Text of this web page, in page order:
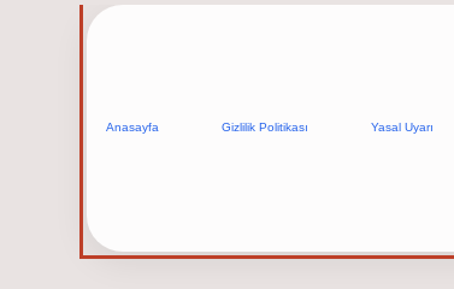
Anasayfa Gizlilik Politikası Yasal Uyarı